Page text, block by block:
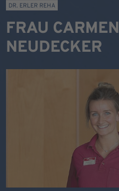
DR. ERLER REHA
FRAU CARMEN
NEUDECKER